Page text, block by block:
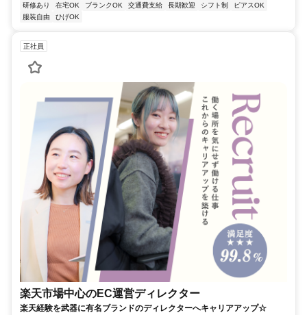
研修あり
在宅OK ブランクOK 交通費支給 長期歓迎 シフト制
ピアスOK
服装自由
ひげOK
正社員
楽天市場中心のEC運営ディレクター
楽天経験を武器に有名ブランドのディレクターへキャリアアップ☆